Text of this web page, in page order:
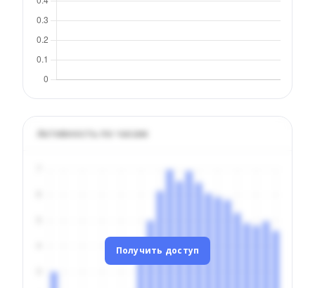
Активность по часам
Получить доступ